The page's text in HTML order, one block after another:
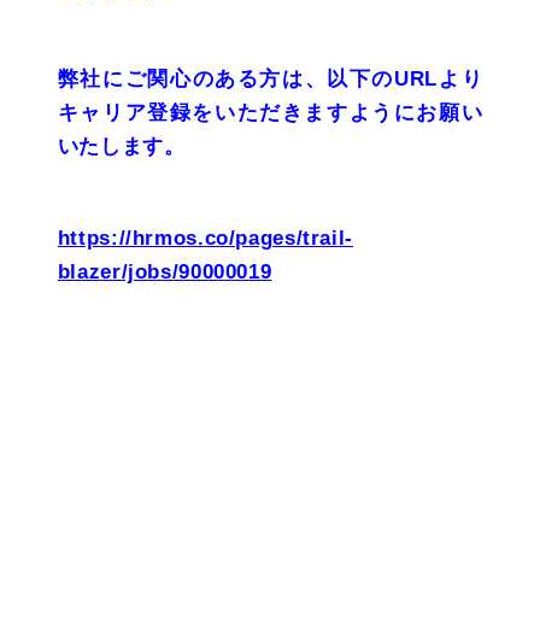
弊社にご関心のある方は、以下のURLより
キャリア登録をいただきますようにお願い
いたします。
https://hrmos.co/pages/trail-
blazer/jobs/90000019